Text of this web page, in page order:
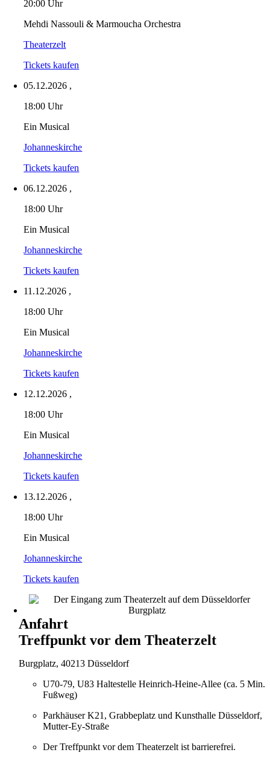
20:00 Uhr
Mehdi Nassouli & Marmoucha Orchestra
Theaterzelt
Tickets kaufen
05.12.2026 ,
18:00 Uhr
Ein Musical
Johanneskirche
Tickets kaufen
06.12.2026 ,
18:00 Uhr
Ein Musical
Johanneskirche
Tickets kaufen
11.12.2026 ,
18:00 Uhr
Ein Musical
Johanneskirche
Tickets kaufen
12.12.2026 ,
18:00 Uhr
Ein Musical
Johanneskirche
Tickets kaufen
13.12.2026 ,
18:00 Uhr
Ein Musical
Johanneskirche
Tickets kaufen
Anfahrt
Treffpunkt vor dem Theaterzelt
Burgplatz, 40213 Düsseldorf
U70-79, U83 Haltestelle Heinrich-Heine-Allee (ca. 5 Min.
Fußweg)
Parkhäuser K21, Grabbeplatz und Kunsthalle Düsseldorf,
Mutter-Ey-Straße
Der Treffpunkt vor dem Theaterzelt ist barrierefrei.